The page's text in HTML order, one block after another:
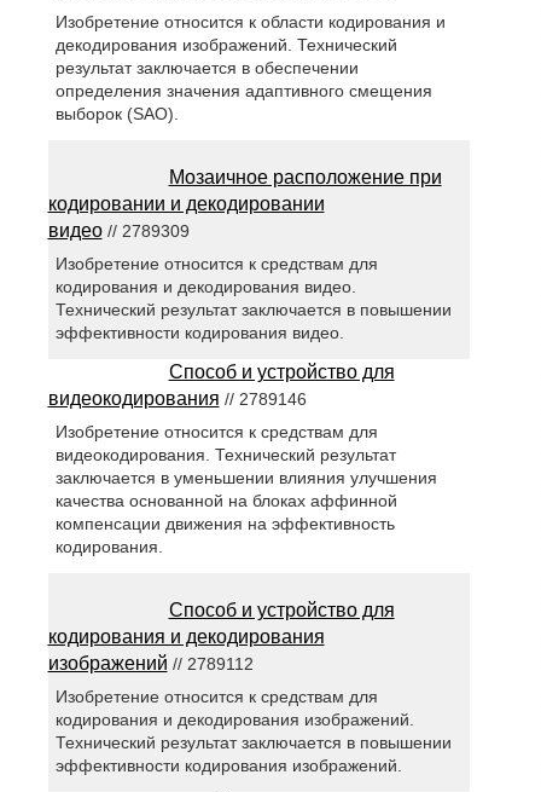
Изобретение относится к области кодирования и
декодирования изображений. Технический
результат заключается в обеспечении
определения значения адаптивного смещения
выборок (SAO).
Мозаичное расположение при
кодировании и декодировании
видео// 2789309
Изобретение относится к средствам для
кодирования и декодирования видео.
Технический результат заключается в повышении
эффективности кодирования видео.
Способ и устройство для
видеокодирования // 2789146
Изобретение относится к средствам для
видеокодирования. Технический результат
заключается в уменьшении влияния улучшения
качества основанной на блоках аффинной
компенсации движения на эффективность
кодирования.
Способ и устройство для
кодирования и декодирования
изображений // 2789112
Изобретение относится к средствам для
кодирования и декодирования изображений.
Технический результат заключается в повышении
эффективности кодирования изображений.